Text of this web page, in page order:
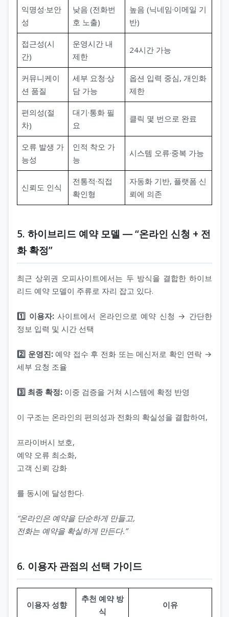
익명성·보안
성
낮음 (전화번
호 노출)
높음 (닉네임·이메일 기
반)
접근성(시
간)
운영시간 내
제한
24시간 가능
커뮤니케이
션 품질
세부 요청·상
담 가능
옵션 입력 중심, 개인화
제한
편의성(절
차)
대기·통화 필
요
클릭 몇 번으로 완료
오류 발생 가
능성
인적 착오 가
능
시스템 오류·중복 가능
신뢰도 인식
전통적·직접
확인형
자동화 기반, 플랫폼 신
뢰에 의존
5. 하이브리드 예약 모델 ― “온라인 신청 + 전
화 확정”
최근 상위권 오피사이트에서는 두 방식을 결합한 하이브
리드 예약 모델이 주류로 자리 잡고 있다.
1️⃣ 이용자:사이트에서 온라인으로 예약 신청 → 간단한
정보 입력 및 시간 선택
2️⃣ 운영진:예약 접수 후 전화 또는 메신저로 확인 연락 →
세부 요청 조율
3️⃣ 최종 확정: 이중 검증을 거쳐 시스템에 확정 반영
이 구조는 온라인의 편의성과 전화의 확실성을 결합하여,
프라이버시 보호,
예약 오류 최소화,
고객 신뢰 강화
를 동시에 달성한다.
“온라인은 예약을 단순하게 만들고,
전화는 예약을 확실하게 만든다.”
6. 이용자 관점의 선택 가이드
이용자 성향
추천 예약 방
식
이유